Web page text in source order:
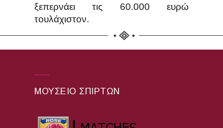
ξεπερνάει τις 60.000 ευρώ
τουλάχιστον.
ΜΟΥΣΕΊΟ ΣΠΊΡΤΩΝ